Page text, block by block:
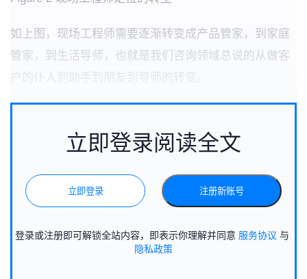
如上图，现场工程师需要逐渐转变成产品管家，到家庭
管家，到生活导师，也就是我们咨询领域总说的从做客
户的仆人到助手到朋友到导师的转变。
立即登录阅读全文
立即登录 注册新账号
登录或注册即可解锁全站内容，即表示你理解并同意 服务协议 与
隐私政策